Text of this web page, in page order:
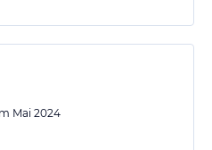
Mai 2024